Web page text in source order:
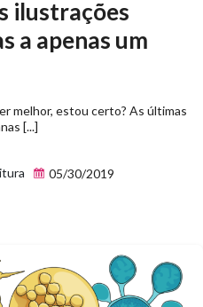
ilustrações
a apenas um
melhor, estou certo? As últimas
[...]
05/30/2019